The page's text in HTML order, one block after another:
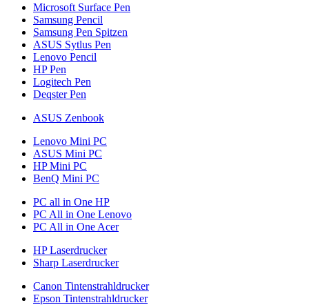
Microsoft Surface Pen
Samsung Pencil
Samsung Pen Spitzen
ASUS Sytlus Pen
Lenovo Pencil
HP Pen
Logitech Pen
Deqster Pen
ASUS Zenbook
Lenovo Mini PC
ASUS Mini PC
HP Mini PC
BenQ Mini PC
PC all in One HP
PC All in One Lenovo
PC All in One Acer
HP Laserdrucker
Sharp Laserdrucker
Canon Tintenstrahldrucker
Epson Tintenstrahldrucker